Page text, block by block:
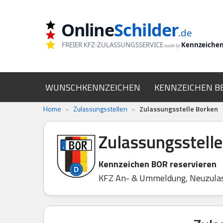
OnlineSchilder.de
FREIER KFZ-ZULASSUNGSSERVICE made by
WUNSCHKENNZEICHEN KENNZEICHEN
Home » Zulassungsstellen » Zulassungsstelle Borken
Kennzeichen BOR reservieren
KFZ An- & Ummeldung,